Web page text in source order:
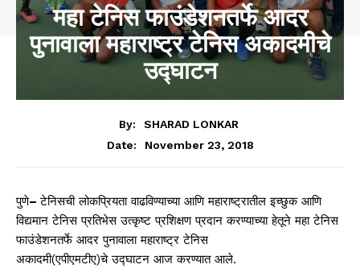
महा टेनिस फाउंडेशनतर्फे आदर
पुनावाला महाराष्ट्र टेनिस अकादमीचे
उद्घाटन
By:
SHARAD LONKAR
Date:
November 23, 2018
पुणे–टेनिसची लोकप्रियता वाढविण्याच्या आणि महाराष्ट्रातील इच्छुक आणि
विद्यमान टेनिस प्रतिभेस उत्कृष्ट प्रशिक्षण प्रदान करण्याच्या हेतूने महा टेनिस
फाउंडेशनतर्फे आदर पुनावाला महाराष्ट्र टेनिस
अकादमी(एपीएमटीए)चे उद्घाटन आज करण्यात आले.